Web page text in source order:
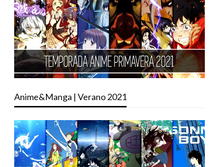
Anime&Manga | Verano 2021